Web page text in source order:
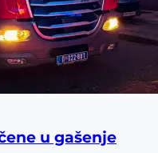
u gašenje